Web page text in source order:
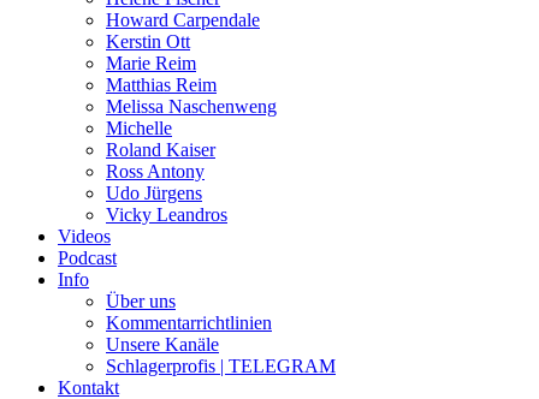
Howard Carpendale
Kerstin Ott
Marie Reim
Matthias Reim
Melissa Naschenweng
Michelle
Roland Kaiser
Ross Antony
Udo Jürgens
Vicky Leandros
Videos
Podcast
Info
Über uns
Kommentarrichtlinien
Unsere Kanäle
Schlagerprofis | TELEGRAM
Kontakt